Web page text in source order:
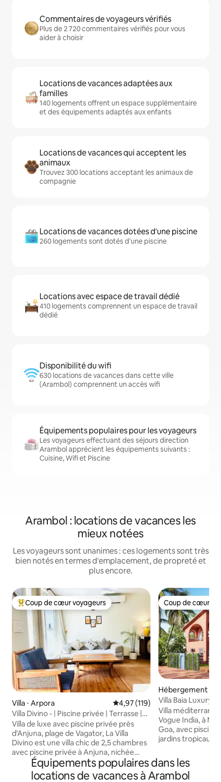
Commentaires de voyageurs vérifiés
Plus de 2 720 commentaires vérifiés pour vous
aider à choisir
Locations de vacances adaptées aux
familles
140 logements offrent un espace supplémentaire
et des équipements adaptés aux enfants
Locations de vacances qui acceptent les
animaux
Trouvez 300 locations acceptant les animaux de
compagnie
Locations de vacances dotées d'une piscine
260 logements sont dotés d'une piscine
Locations avec espace de travail dédié
410 logements comprennent un espace de travail
dédié
Disponibilité du wifi
630 locations de vacances dans cette ville
(Arambol) comprennent un accès wifi
Équipements populaires pour les voyageurs
Les voyageurs effectuant des séjours direction
Arambol apprécient les équipements suivants :
Cuisine, Wifi et Piscine
Arambol : locations de vacances les
mieux notées
Les voyageurs sont unanimes : ces logements sont très
bien notés en termes d'emplacement, de propreté et
plus encore.
Coups de cœur voyageurs les plus appréciés
Coup de cœur voyageurs
Villa ⋅ Arpora Évaluation moyenne sur la
4,97 (119)
Villa Divino - | Piscine privée | Terrasse |
WiFi | Plage
Villa de luxe avec piscine privée près
d'Anjuna, plage de Vagator, La Villa
Divino est une villa chic de 2,5 chambres
avec piscine privée à Anjuna, nichée
dans une ceinture verte luxuriante et
calme, mais à quelques minutes des
Coup de cœur
Coup de cœur
Hébergement ⋅
Villa Baia Luxury
jacuzzi, Mandrem
Villa
Vogue India, à
Goa, avec
jardins tropicaux
intérieurs
cuisine équipée
plein air. À
Équipements populaires dans les
locations de vacances à Arambol